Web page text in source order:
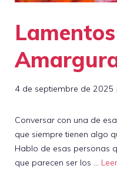
4 de septiembre de 2025
Conversar con una de
que siempre tienen algo
Hablo de esas personas
que parecen ser los …